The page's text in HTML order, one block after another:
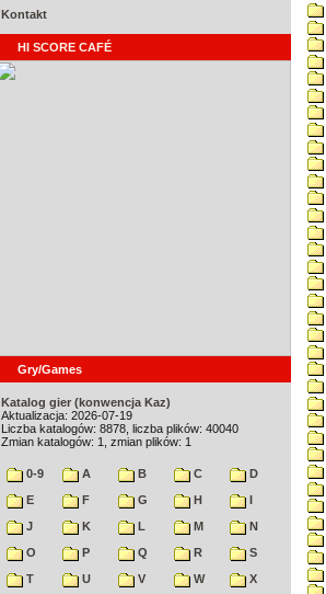
Kontakt
HI SCORE CAFÉ
Gry/Games
Katalog gier (konwencja Kaz)
Aktualizacja: 2026-07-19
Liczba katalogów: 8878, liczba plików: 40040
Zmian katalogów: 1, zmian plików: 1
0-9 A B C
D
E
F G H
I
J
K L M
N
O
P Q R
S
T
U V W
X